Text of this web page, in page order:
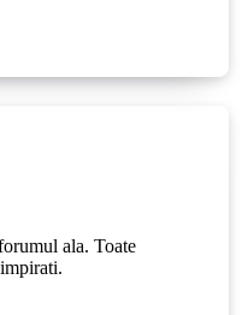
ala. Toate